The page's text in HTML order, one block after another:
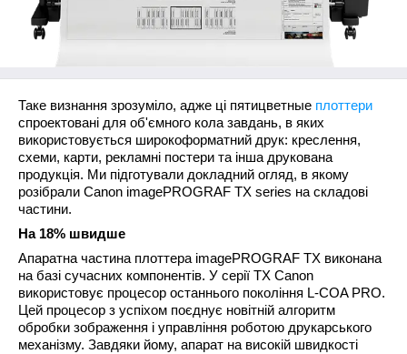
Таке визнання зрозуміло, адже ці пятицветные плоттери
спроектовані для об'ємного кола завдань, в яких
використовується широкоформатний друк: креслення,
схеми, карти, рекламні постери та інша друкована
продукція. Ми підготували докладний огляд, в якому
розібрали Canon imagePROGRAF TX series на складові
частини.
На 18% швидше
Апаратна частина плоттера imagePROGRAF TX виконана
на базі сучасних компонентів. У серії TX Canon
використовує процесор останнього покоління L-COA PRO.
Цей процесор з успіхом поєднує новітній алгоритм
обробки зображення і управління роботою друкарського
механізму. Завдяки йому, апарат на високій швидкості